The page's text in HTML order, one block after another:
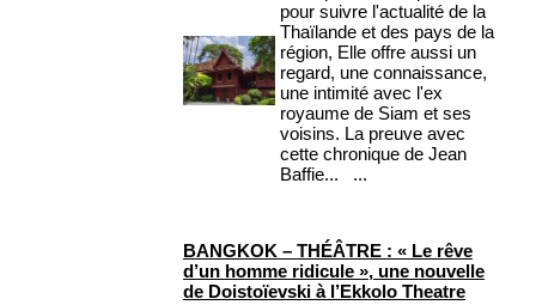
pour suivre l'actualité de la
Thaïlande et des pays de la
région, Elle offre aussi un
regard, une connaissance,
une intimité avec l'ex
royaume de Siam et ses
voisins. La preuve avec
cette chronique de Jean
Baffie... ...
BANGKOK – THÉÂTRE : « Le rêve
d’un homme ridicule », une nouvelle
de Doistoïevski à l’Ekkolo Theatre